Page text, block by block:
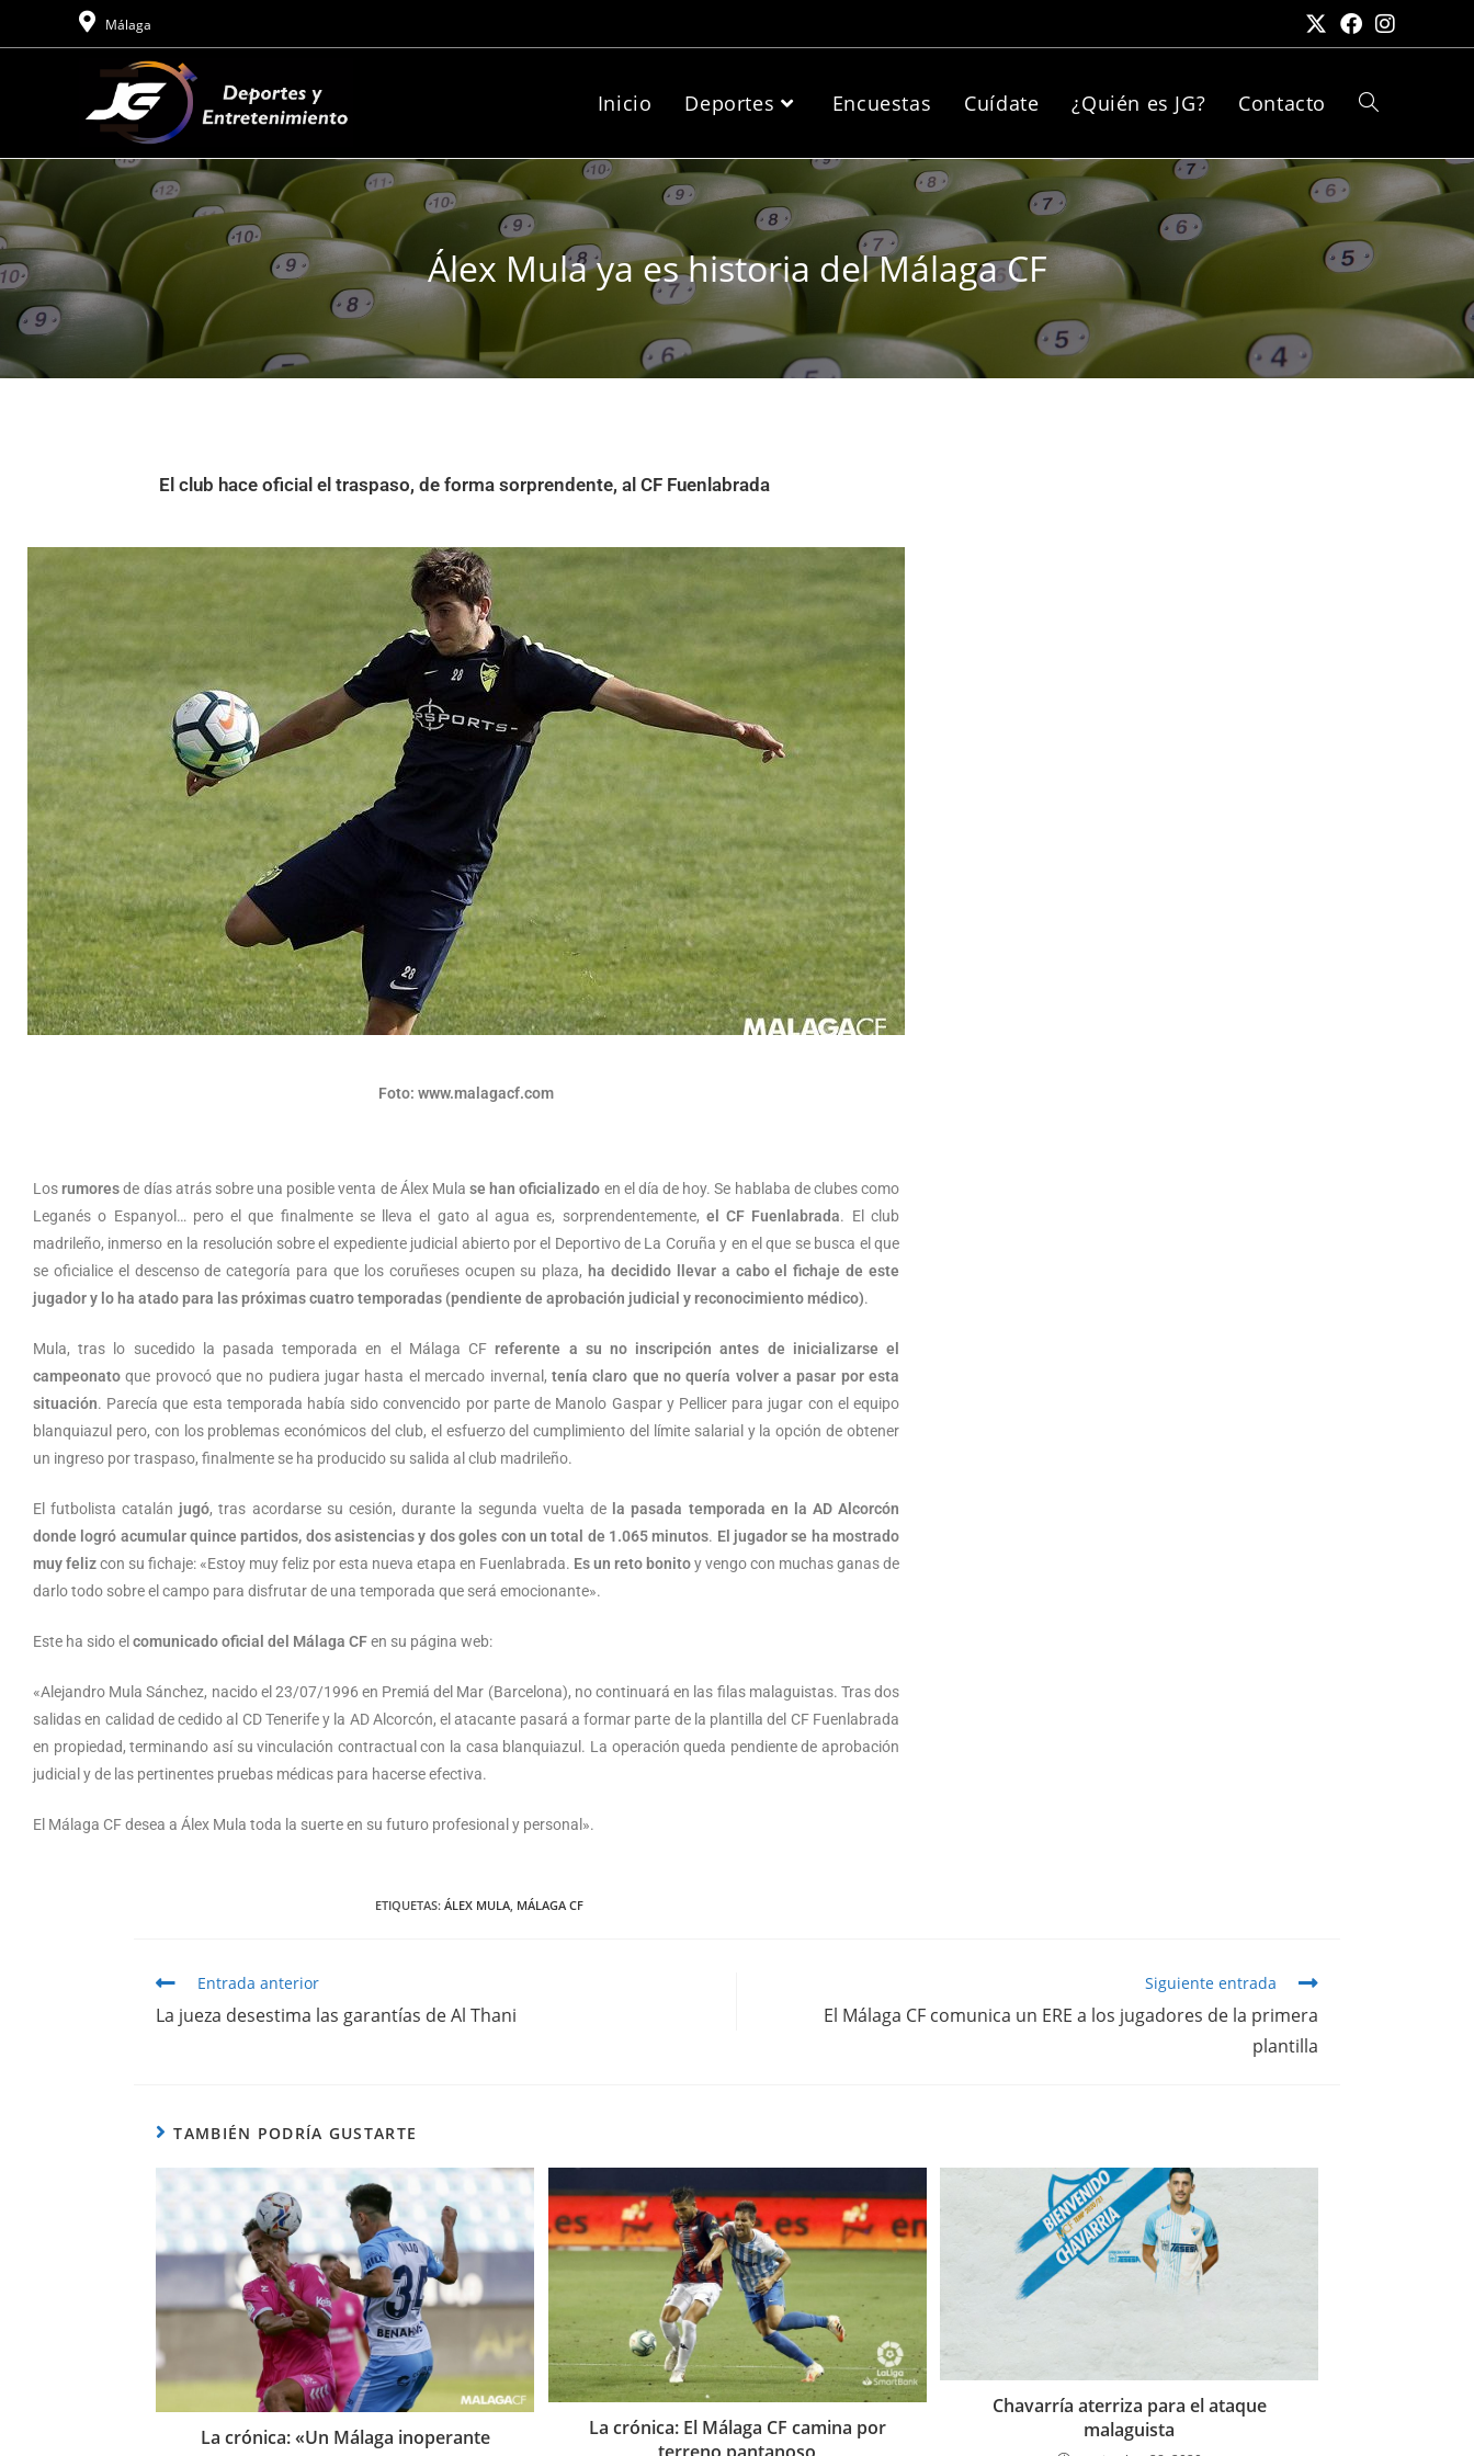
Málaga
Inicio Deportes Encuestas Cuídate ¿Quién es JG? Contacto
Álex Mula ya es historia del Málaga CF
El club hace oficial el traspaso, de forma sorprendente, al CF Fuenlabrada
Foto: www.malagacf.com
Losrumoresde días atrás sobre una posible venta de Álex Mulase han oficializado en el día de hoy. Se hablaba de clubes como
Leganés o Espanyol… pero el que finalmente se lleva el gato al agua es, sorprendentemente, el CF Fuenlabrada. El club
madrileño, inmerso en la resolución sobre el expediente judicial abierto por el Deportivo de La Coruña y en el que se busca el que
se oficialice el descenso de categoría para que los coruñeses ocupen su plaza, ha decidido llevar a cabo el fichaje de este
jugador y lo ha atado para las próximas cuatro temporadas (pendiente de aprobación judicial y reconocimiento médico).
Mula, tras lo sucedido la pasada temporada en el Málaga CFreferente a su no inscripción antes de inicializarse el
campeonato que provocó que no pudiera jugar hasta el mercado invernal, tenía claro que no quería volver a pasar por esta
situación. Parecía que esta temporada había sido convencido por parte de Manolo Gaspar y Pellicer para jugar con el equipo
blanquiazul pero, con los problemas económicos del club, el esfuerzo del cumplimiento del límite salarial y la opción de obtener
un ingreso por traspaso, finalmente se ha producido su salida al club madrileño.
El futbolista catalán jugó, tras acordarse su cesión, durante la segunda vuelta de la pasada temporada en la AD Alcorcón
donde logró acumular quince partidos, dos asistencias y dos goles con un total de 1.065 minutos. El jugador se ha mostrado
muy felizcon su fichaje: «Estoy muy feliz por esta nueva etapa en Fuenlabrada. Es un reto bonitoy vengo con muchas ganas de
darlo todo sobre el campo para disfrutar de una temporada que será emocionante».
Este ha sido el comunicado oficial del Málaga CFen su página web:
«Alejandro Mula Sánchez, nacido el 23/07/1996 en Premiá del Mar (Barcelona), no continuará en las filas malaguistas. Tras dos
salidas en calidad de cedido al CD Tenerife y la AD Alcorcón, el atacante pasará a formar parte de la plantilla del CF Fuenlabrada
en propiedad, terminando así su vinculación contractual con la casa blanquiazul. La operación queda pendiente de aprobación
judicial y de las pertinentes pruebas médicas para hacerse efectiva.
El Málaga CF desea a Álex Mula toda la suerte en su futuro profesional y personal».
ETIQUETAS: ÁLEX MULA, MÁLAGA CF
Entrada anterior
La jueza desestima las garantías de Al Thani
Siguiente entrada
El Málaga CF comunica un ERE a los jugadores de la primera
plantilla
TAMBIÉN PODRÍA GUSTARTE
La crónica: «Un Málaga inoperante
La crónica: El Málaga CF camina por
Chavarría aterriza para el ataque
malaguista